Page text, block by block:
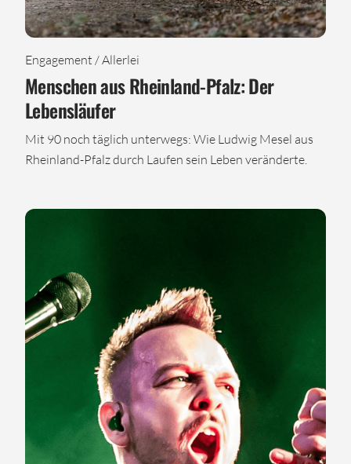
Engagement / Allerlei
Menschen aus Rheinland-Pfalz: Der
Lebensläufer
Mit 90 noch täglich unterwegs: Wie Ludwig Mesel aus
Rheinland-Pfalz durch Laufen sein Leben veränderte.